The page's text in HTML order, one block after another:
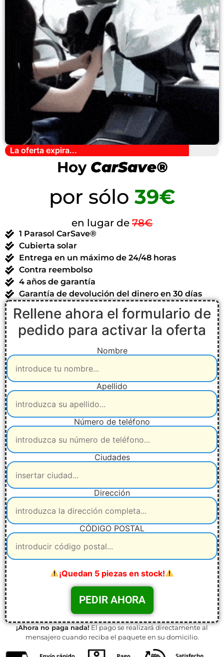
La oferta expira...
Hoy CarSave®
por sólo 39€
en lugar de 78€
1 Parasol CarSave®
Cubierta solar
Entrega en un máximo de 24/48 horas
Contra reembolso
4 años de garantía
Garantía de devolución del dinero en 30 días
Rellene ahora el formulario de
pedido para activar la oferta
Nombre
Apellido
Número de teléfono
Ciudades
Dirección
CÓDIGO POSTAL
¡Quedan 5 piezas en stock!
¡Ahora no paga nada!El pago se realizará directamente al
mensajero cuando reciba el paquete en su domicilio.